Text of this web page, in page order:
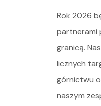
Rok 2026
partnerami
granicą.
licznych
górnictwu
naszym